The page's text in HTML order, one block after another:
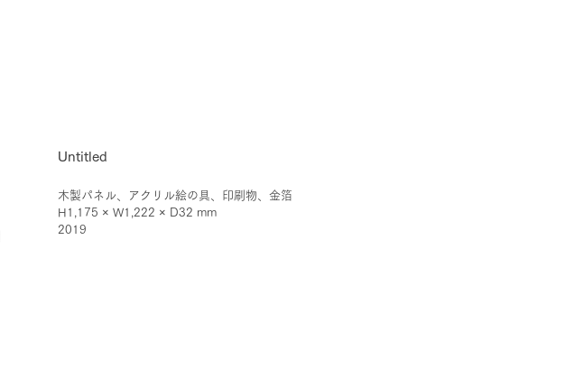
Untitled
木製パネル、アクリル絵の具、印刷物、金箔
H1,175 × W1,222 × D32 mm
2019